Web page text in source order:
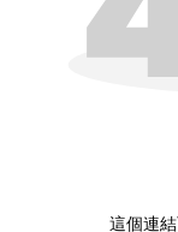
這個連